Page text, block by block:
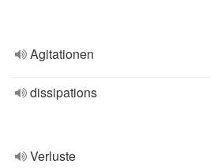
Agitationen
dissipations
Verluste